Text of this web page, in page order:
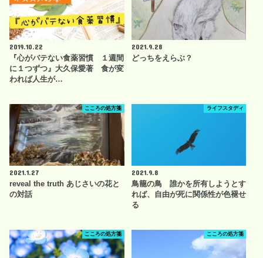
2019.10.22
『心がバテない食薬習慣 １週間
に１つずつ』大久保愛著 食が変
われば人生が…
2021.9.28
どっちをえらぶ？
こころの処方箋
2021.1.27
reveal the truth あじさいの花と
の対話
ライフスタディ
2021.9.8
鳥籠の鳥 誰かを所有しようとす
れば、自由が死に関係性が色褪せ
る
こころの処方箋 こころの処方箋